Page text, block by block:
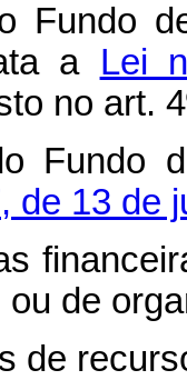
Fundo
a Lei
no art.
Fundo
de 13 de
de
de